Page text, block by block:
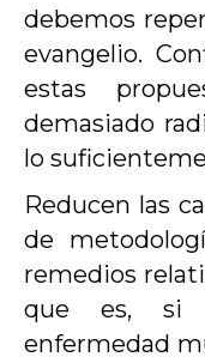
debemos
evangelio.
estas
demasiado
lo
Reducen las
de
remedios
que es, si
enfermedad